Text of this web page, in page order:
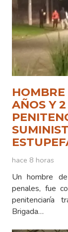
AÑOS Y
hace 8 horas
Un hombre
penales, fue
penitenciaría
Brigada…